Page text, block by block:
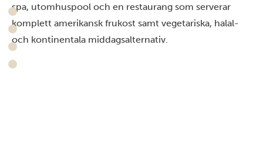
spa, utomhuspool och en restaurang som serverar
komplett amerikansk frukost samt vegetariska, halal-
och kontinentala middagsalternativ.